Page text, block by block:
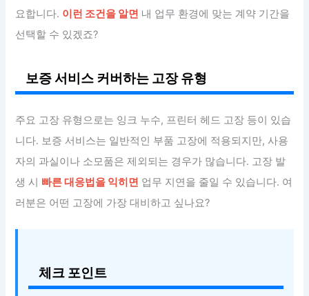
요합니다. 이런 조건을 알면 내 업무 환경에 맞는 계약 기간을
선택할 수 있겠죠?
보증 서비스 커버하는 고장 유형
주요 고장 유형으로는 잉크 누수, 프린터 헤드 고장 등이 있습
니다. 보증 서비스는 일반적인 부품 고장에 적용되지만, 사용
자의 과실이나 소모품은 제외되는 경우가 많습니다. 고장 발
생 시 빠른 대응법을 익히면 업무 지연을 줄일 수 있습니다. 여
러분은 어떤 고장에 가장 대비하고 싶나요?
체크 포인트